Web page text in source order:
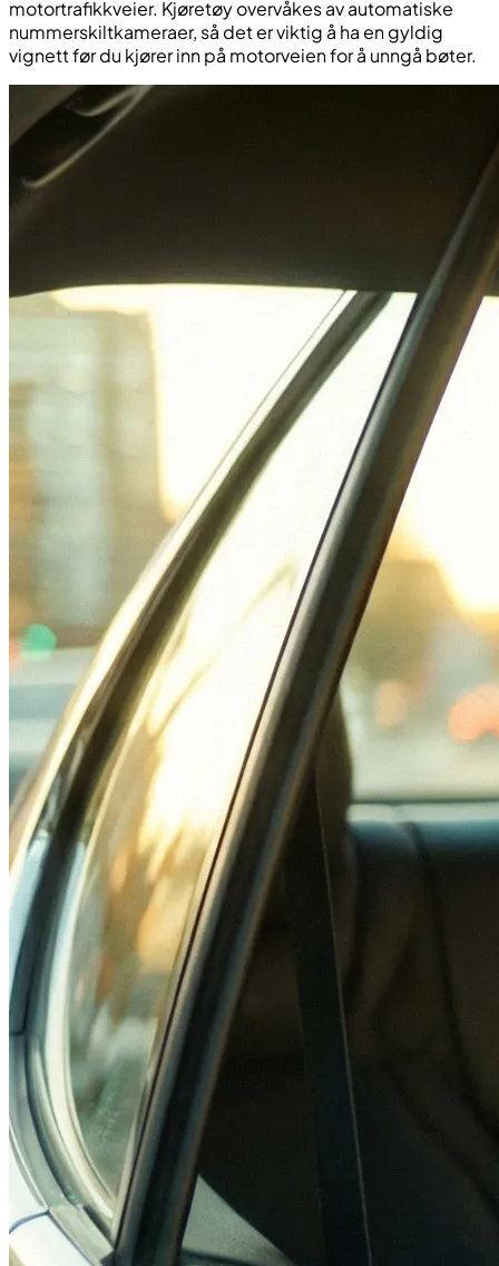
motortrafikkveier. Kjøretøy overvåkes av automatiske
nummerskiltkameraer, så det er viktig å ha en gyldig
vignett før du kjører inn på motorveien for å unngå bøter.